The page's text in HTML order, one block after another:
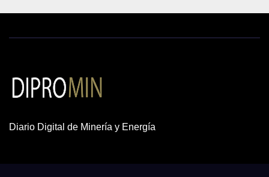
Diario Digital de Minería y Energía